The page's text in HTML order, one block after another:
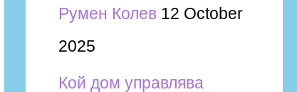
Румен Колев 12 October
2025
Кой дом управлява